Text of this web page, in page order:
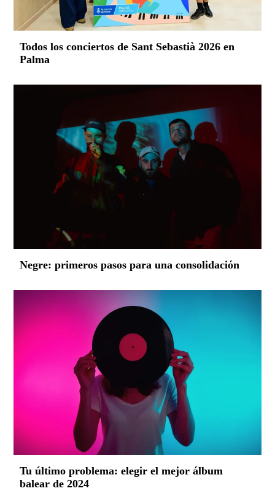
Todos los conciertos de Sant Sebastià 2026 en
Palma
Negre: primeros pasos para una consolidación
Tu último problema: elegir el mejor álbum
balear de 2024